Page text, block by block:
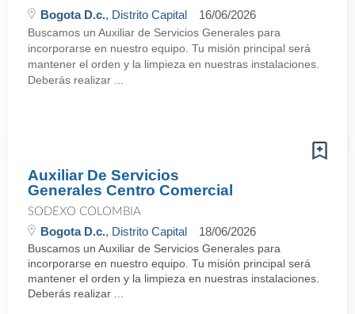
Bogota D.c., Distrito Capital 16/06/2026
Buscamos un Auxiliar de Servicios Generales para
incorporarse en nuestro equipo. Tu misión principal será
mantener el orden y la limpieza en nuestras instalaciones.
Deberás realizar ...
Auxiliar De Servicios
Generales Centro Comercial
SODEXO COLOMBIA
Bogota D.c., Distrito Capital 18/06/2026
Buscamos un Auxiliar de Servicios Generales para
incorporarse en nuestro equipo. Tu misión principal será
mantener el orden y la limpieza en nuestras instalaciones.
Deberás realizar ...